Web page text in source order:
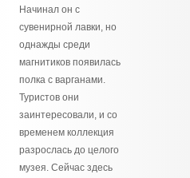
Начинал он с
сувенирной лавки, но
однажды среди
магнитиков появилась
полка с варганами.
Туристов они
заинтересовали, и со
временем коллекция
разрослась до целого
музея. Сейчас здесь